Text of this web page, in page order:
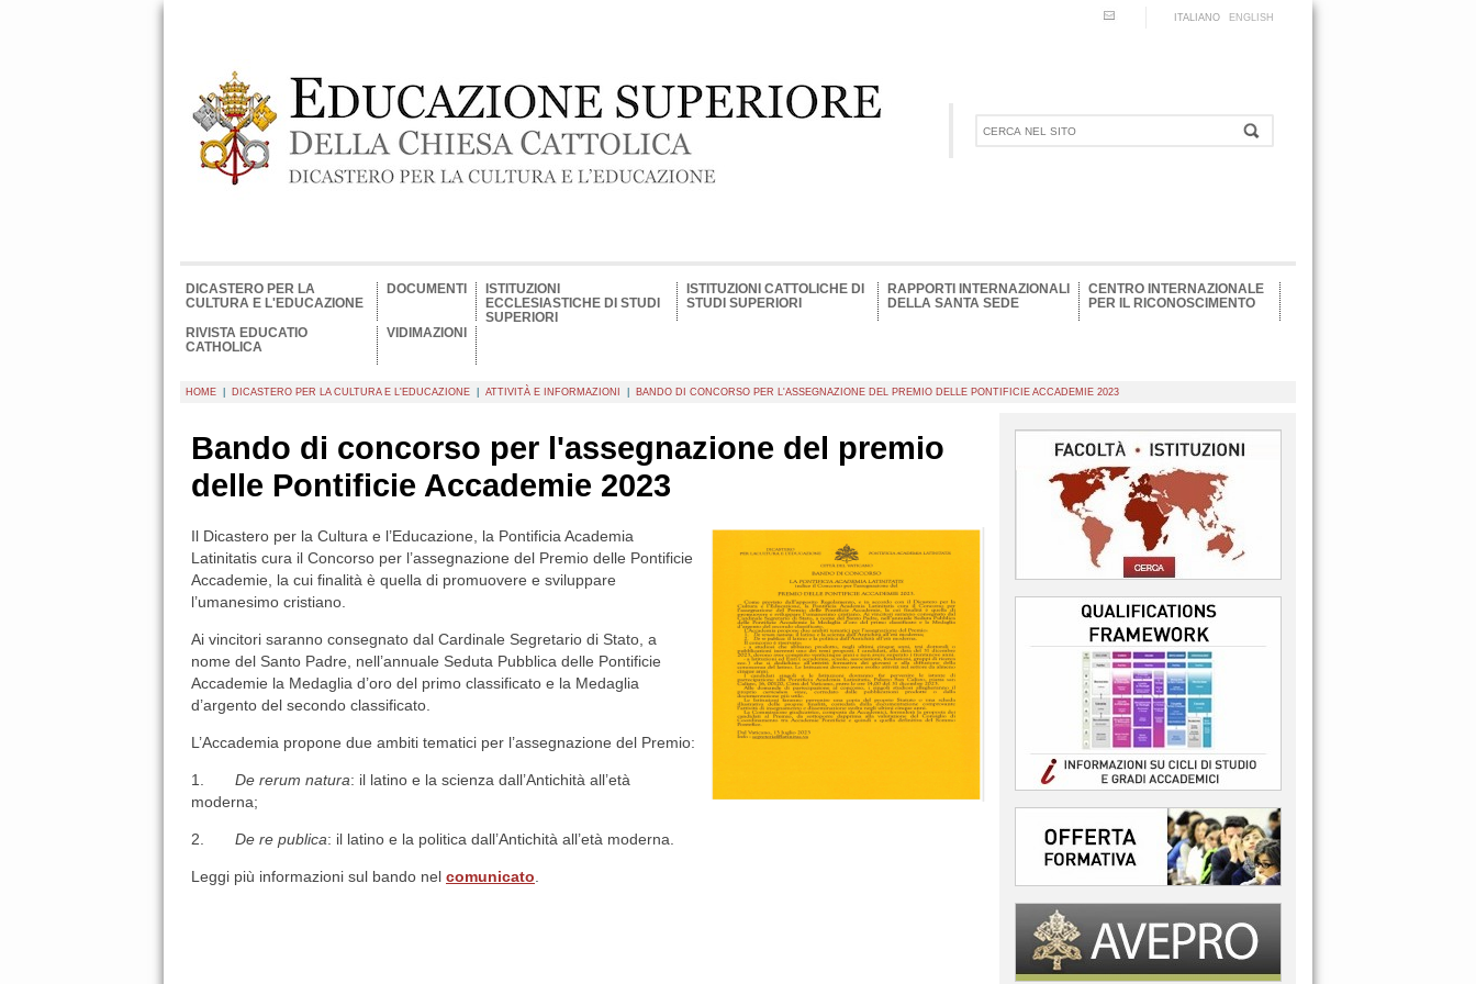
ITALIANO ENGLISH
DICASTERO PER LA
CULTURA E L'EDUCAZIONE
DOCUMENTI
ISTITUZIONI
ECCLESIASTICHE DI STUDI
SUPERIORI
ISTITUZIONI CATTOLICHE DI
STUDI SUPERIORI
RAPPORTI INTERNAZIONALI
DELLA SANTA SEDE
CENTRO INTERNAZIONALE
PER IL RICONOSCIMENTO
RIVISTA EDUCATIO
CATHOLICA
VIDIMAZIONI
HOME DICASTERO PER LA CULTURA E L'EDUCAZIONE ATTIVITÀ E INFORMAZIONI BANDO DI CONCORSO PER L'ASSEGNAZIONE DEL PREMIO DELLE PONTIFICIE ACCADEMIE 2023
Bando di concorso per l'assegnazione del premio
delle Pontificie Accademie 2023
Il Dicastero per la Cultura e l’Educazione, la Pontificia Academia
Latinitatis cura il Concorso per l’assegnazione del Premio delle Pontificie
Accademie, la cui finalità è quella di promuovere e sviluppare
l’umanesimo cristiano.
Ai vincitori saranno consegnato dal Cardinale Segretario di Stato, a
nome del Santo Padre, nell’annuale Seduta Pubblica delle Pontificie
Accademie la Medaglia d’oro del primo classificato e la Medaglia
d’argento del secondo classificato.
L’Accademia propone due ambiti tematici per l’assegnazione del Premio:
1. De rerum natura: il latino e la scienza dall’Antichità all’età
moderna;
2. De re publica: il latino e la politica dall’Antichità all’età moderna.
Leggi più informazioni sul bando nel comunicato.